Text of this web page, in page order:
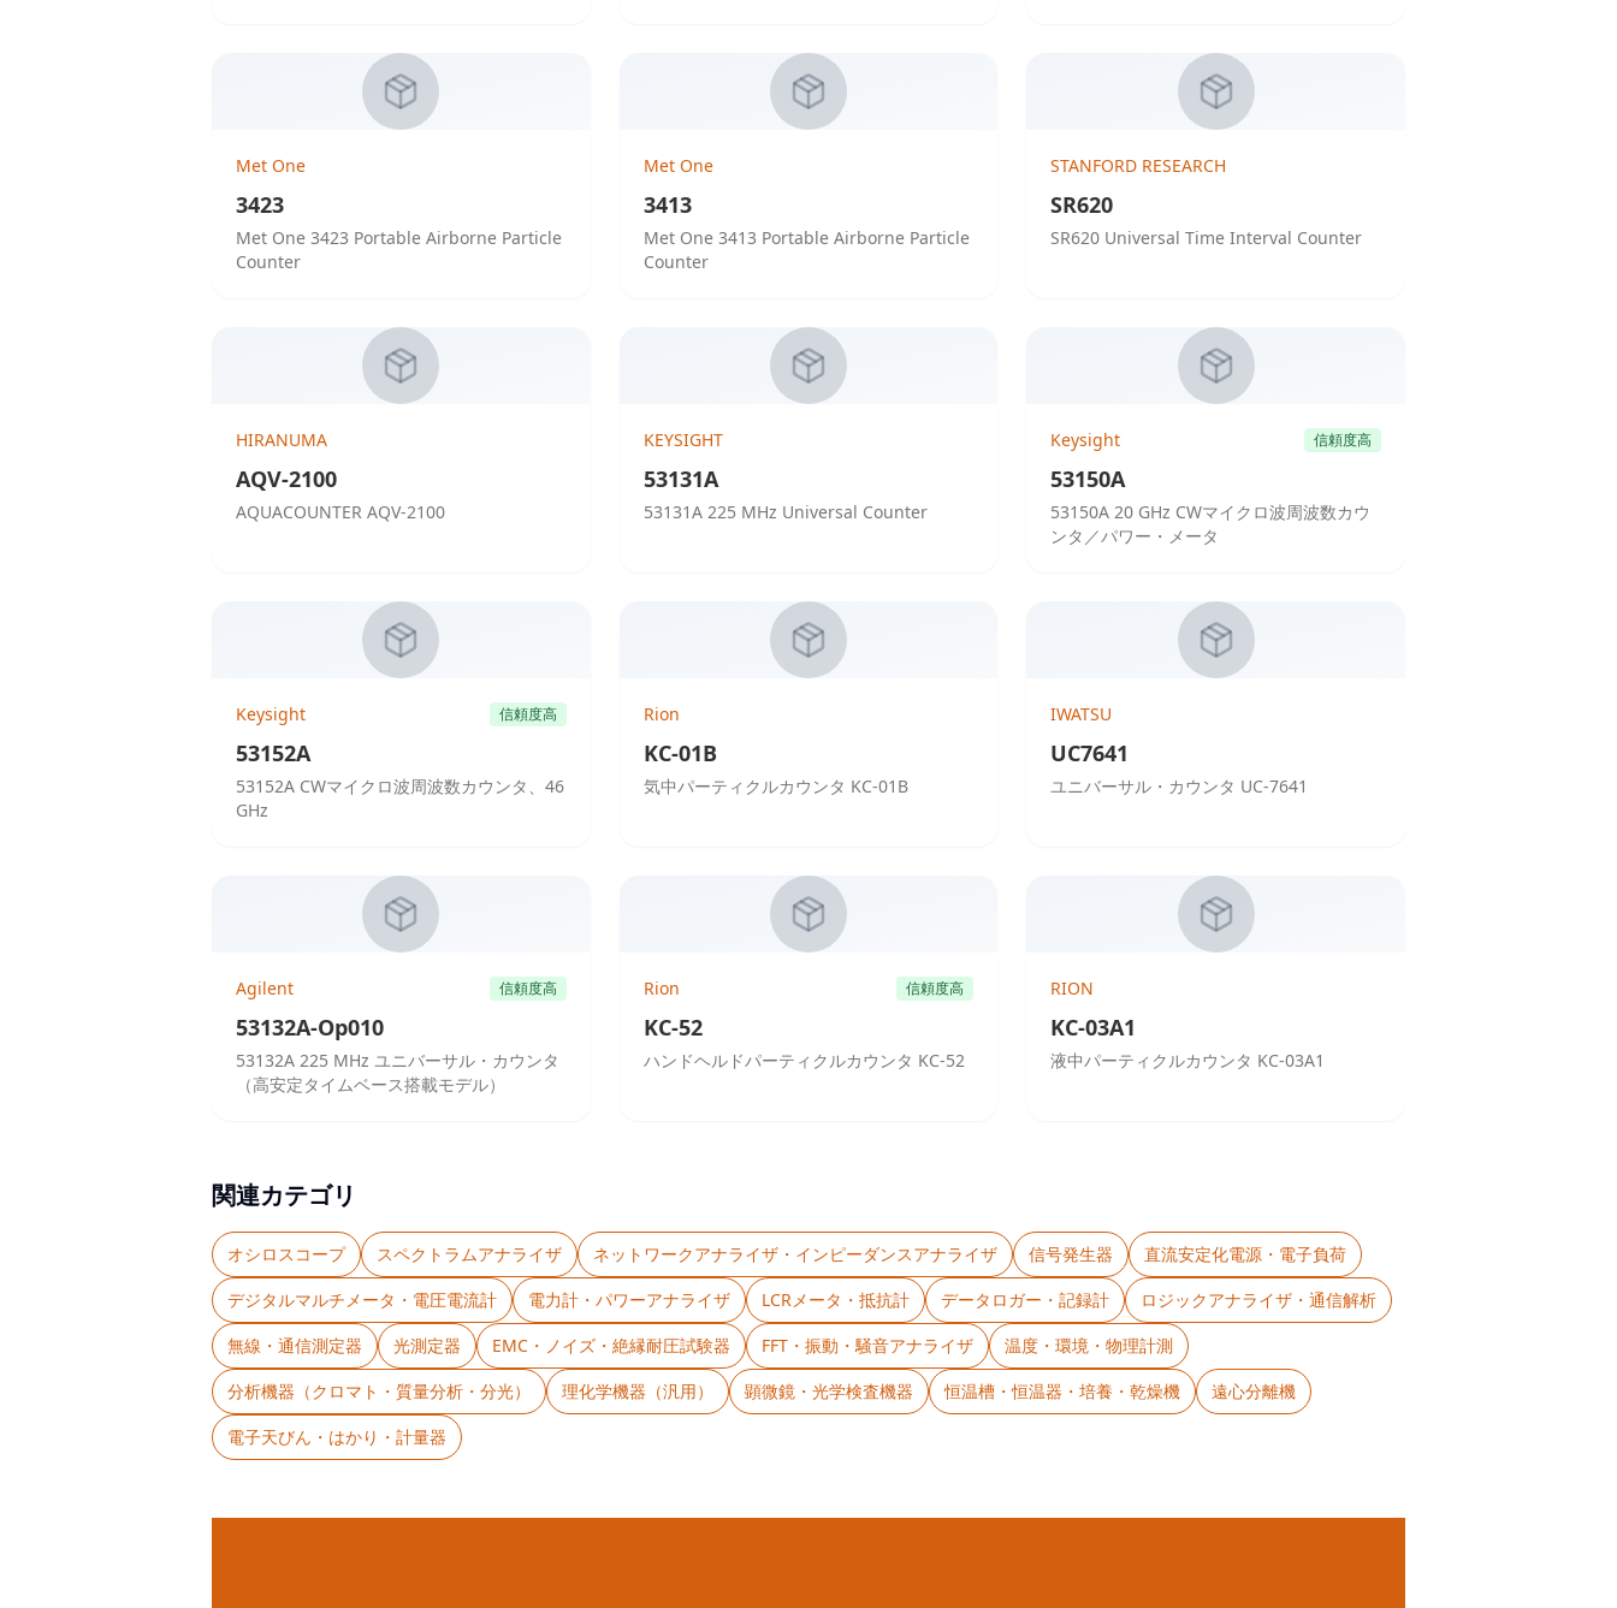
Met One
3423
Met One 3423 Portable Airborne Particle
Counter
Met One
3413
Met One 3413 Portable Airborne Particle
Counter
STANFORD RESEARCH
SR620
SR620 Universal Time Interval Counter
HIRANUMA
AQV-2100
AQUACOUNTER AQV-2100
KEYSIGHT
53131A
53131A 225 MHz Universal Counter
Keysight 信頼度高
53150A
53150A 20 GHz CWマイクロ波周波数カウ
ンタ／パワー・メータ
Keysight 信頼度高
53152A
53152A CWマイクロ波周波数カウンタ、46
GHz
Rion
KC-01B
気中パーティクルカウンタ KC-01B
IWATSU
UC7641
ユニバーサル・カウンタ UC-7641
Agilent 信頼度高
53132A-Op010
53132A 225 MHz ユニバーサル・カウンタ
（高安定タイムベース搭載モデル）
Rion 信頼度高
KC-52
ハンドヘルドパーティクルカウンタ KC-52
RION
KC-03A1
液中パーティクルカウンタ KC-03A1
関連カテゴリ
オシロスコープ スペクトラムアナライザ ネットワークアナライザ・インピーダンスアナライザ 信号発生器
直流安定化電源・電子負荷
デジタルマルチメータ・電圧電流計
電力計・パワーアナライザ LCRメータ・抵抗計 データロガー・記録計
ロジックアナライザ・通信解析
無線・通信測定器
光測定器 EMC・ノイズ・絶縁耐圧試験器 FFT・振動・騒音アナライザ
温度・環境・物理計測
分析機器（クロマト・質量分析・分光）
理化学機器（汎用） 顕微鏡・光学検査機器 恒温槽・恒温器・培養・乾燥機
遠心分離機
電子天びん・はかり・計量器